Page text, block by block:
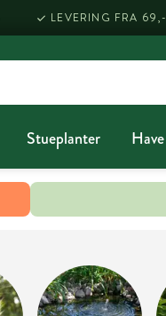
LEVERING FRA 69,-
Stueplanter Have